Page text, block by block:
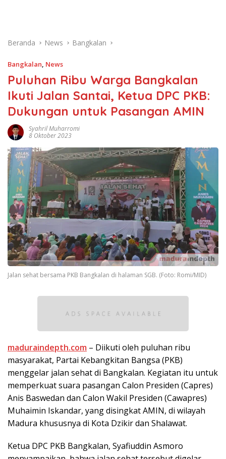
Beranda News Bangkalan
Bangkalan, News
Puluhan Ribu Warga Bangkalan
Ikuti Jalan Santai, Ketua DPC PKB:
Dukungan untuk Pasangan AMIN
Syahril Muharromi
8 Oktober 2023
Jalan sehat bersama PKB Bangkalan di halaman SGB. (Foto: Romi/MID)
maduraindepth.com – Diikuti oleh puluhan ribu
masyarakat, Partai Kebangkitan Bangsa (PKB)
menggelar jalan sehat di Bangkalan. Kegiatan itu untuk
memperkuat suara pasangan Calon Presiden (Capres)
Anis Baswedan dan Calon Wakil Presiden (Cawapres)
Muhaimin Iskandar, yang disingkat AMIN, di wilayah
Madura khususnya di Kota Dzikir dan Shalawat.
Ketua DPC PKB Bangkalan, Syafiuddin Asmoro